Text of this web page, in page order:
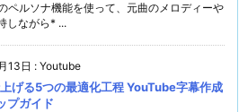
ペルソナ機能を使って、元曲のメロディーや
しながら* ...
13日 : Youtube
げる5つの最適化工程 YouTube字幕作成
プガイド